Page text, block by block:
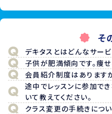
そ
デキタスとはどんなサー
子供が肥満傾向です。痩せ
会員紹介制度はあります
途中でレッスンに参加で
いて教えてください。
クラス変更の手続きについ